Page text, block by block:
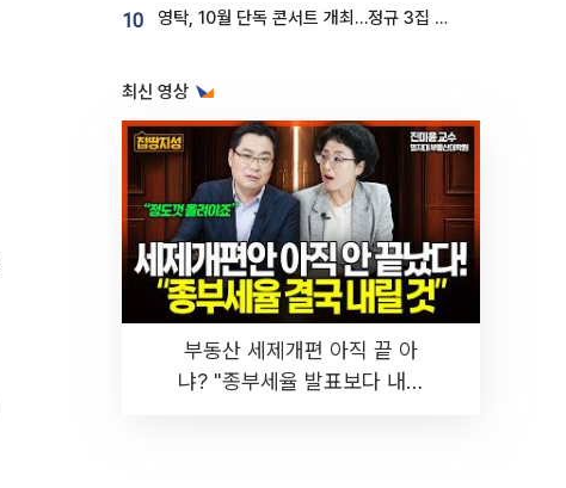
10 영탁, 10월 단독 콘서트 개최…정규 3집 신곡 첫선
최신 영상
부동산 세제개편 아직 끝 아
냐? "종부세율 발표보다 내릴